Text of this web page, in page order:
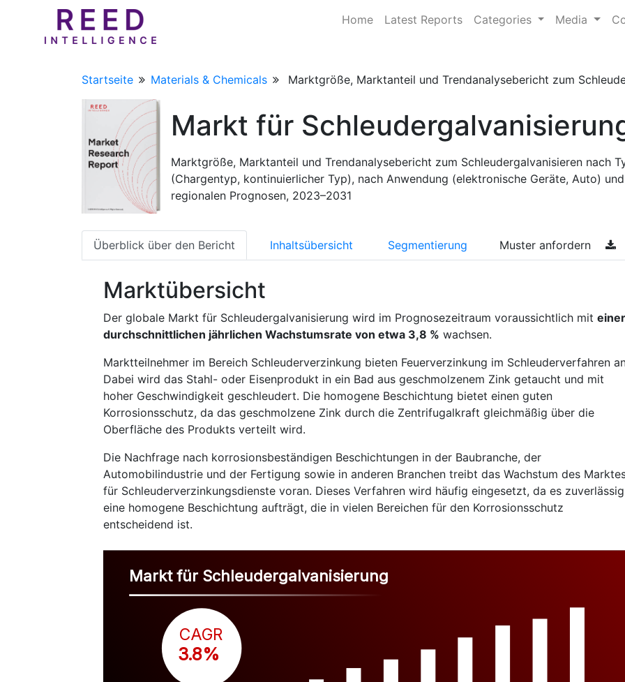
Home Latest Reports Categories Media
Startseite Materials & Chemicals Marktgröße, Marktanteil und Trendanalysebericht zum
Markt für
Marktgröße, Marktanteil und Trendanalysebericht zum Schleudergalvanisieren nach
(Chargentyp, kontinuierlicher Typ), nach Anwendung (elektronische Geräte, Auto) und
regionalen Prognosen, 2023–2031
Überblick über den Bericht Inhaltsübersicht Segmentierung Muster anfordern
Marktübersicht
Der globale Markt für Schleudergalvanisierung wird im Prognosezeitraum voraussichtlich mit einer
durchschnittlichen jährlichen Wachstumsrate von etwa 3,8 % wachsen.
Marktteilnehmer im Bereich Schleuderverzinkung bieten Feuerverzinkung im Schleuderverfahren
Dabei wird das Stahl- oder Eisenprodukt in ein Bad aus geschmolzenem Zink getaucht und mit
hoher Geschwindigkeit geschleudert. Die homogene Beschichtung bietet einen guten
Korrosionsschutz, da das geschmolzene Zink durch die Zentrifugalkraft gleichmäßig über die
Oberfläche des Produkts verteilt wird.
Die Nachfrage nach korrosionsbeständigen Beschichtungen in der Baubranche, der
Automobilindustrie und der Fertigung sowie in anderen Branchen treibt das Wachstum des
für Schleuderverzinkungsdienste voran. Dieses Verfahren wird häufig eingesetzt, da es zuverlässig
eine homogene Beschichtung aufträgt, die in vielen Bereichen für den Korrosionsschutz
entscheidend ist.
Markt für Schleudergalvanisierung
CAGR
3.8%